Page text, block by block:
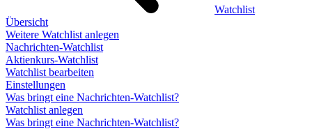
Watchlist
Übersicht
Weitere Watchlist anlegen
Nachrichten-Watchlist
Aktienkurs-Watchlist
Watchlist bearbeiten
Einstellungen
Was bringt eine Nachrichten-Watchlist?
Watchlist anlegen
Was bringt eine Nachrichten-Watchlist?